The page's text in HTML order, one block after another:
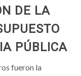
DE LA
PÚBLICA
fueron la